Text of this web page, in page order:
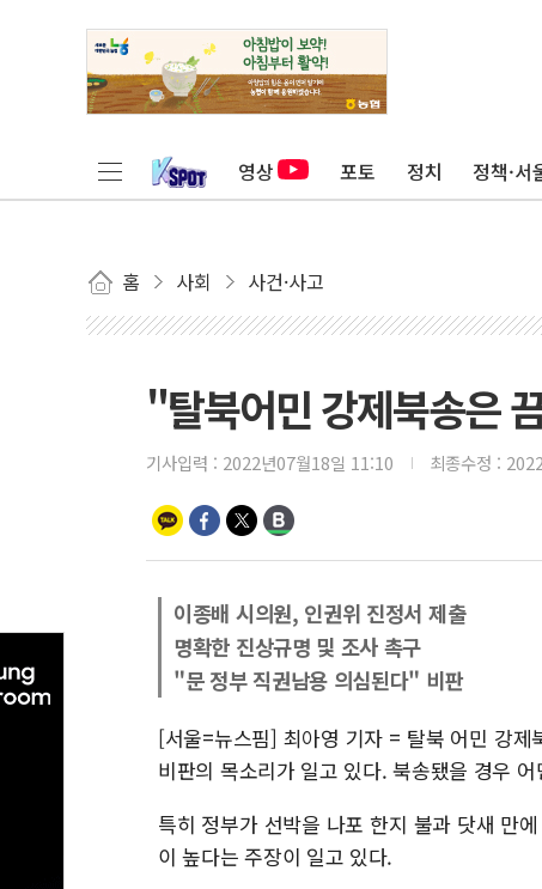
영상 포토 정치 정책·서
홈 사회 사건·사고
"탈북어민 강제북송은
기사입력 : 2022년07월18일 11:10 최종수정 :
이종배 시의원, 인권위 진정서 제출
명확한 진상규명 및 조사 촉구
"문 정부 직권남용 의심된다" 비판
[서울=뉴스핌] 최아영 기자 = 탈북 어민 강
비판의 목소리가 일고 있다. 북송됐을 경우
특히 정부가 선박을 나포 한지 불과 닷새 만
이 높다는 주장이 일고 있다.